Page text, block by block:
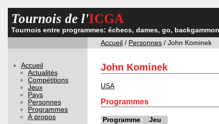
Tournois de l'ICGA
Tournois entre programmes: échecs, dames, go,
Accueil / Personnes / John Kominek
Accueil
Actualités
Compétitions
Jeux
Pays
Personnes
Programmes
À propos
John Kominek
USA
Programmes
Programme
Jeu